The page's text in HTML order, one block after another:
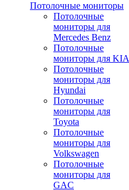
Потолочные мониторы
Потолочные
мониторы для
Mercedes Benz
Потолочные
мониторы для KIA
Потолочные
мониторы для
Hyundai
Потолочные
мониторы для
Toyota
Потолочные
мониторы для
Volkswagen
Потолочные
мониторы для
GAC